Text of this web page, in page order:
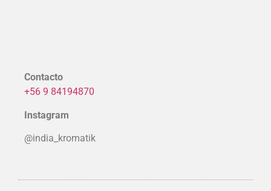
Contacto
+56 9 84194870
Instagram
@india_kromatik